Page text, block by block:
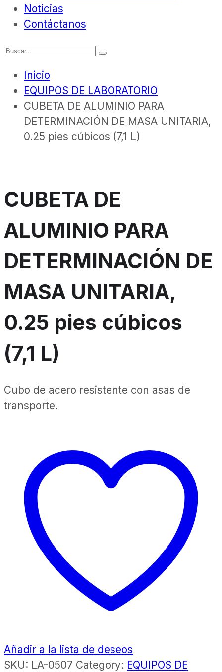
Noticias
Contáctanos
Inicio
EQUIPOS DE LABORATORIO
CUBETA DE ALUMINIO PARA
DETERMINACIÓN DE MASA UNITARIA,
0.25 pies cúbicos (7,1 L)
CUBETA DE
ALUMINIO PARA
DETERMINACIÓN DE
MASA UNITARIA,
0.25 pies cúbicos
(7,1 L)
Cubo de acero resistente con asas de
transporte.
Añadir a la lista de deseos
SKU: LA-0507 Category: EQUIPOS DE